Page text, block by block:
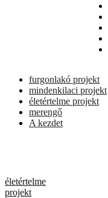
furgonlakó projekt
mindenkilaci projekt
életértelme projekt
merengő
A kezdet
életértelme
projekt